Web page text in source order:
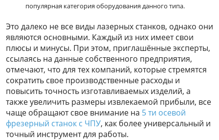
популярная категория оборудования данного типа.
Это далеко не все виды лазерных станков, однако они
являются основными. Каждый из них имеет свои
плюсы и минусы. При этом, приглашённые эксперты,
ссылаясь на данные собственного предприятия,
отмечают, что для тех компаний, которые стремятся
сократить свое производственные расходы и
повысить точность изготавливаемых изделий, а
также увеличить размеры извлекаемой прибыли, все
чаще обращают свое внимание на 5 ти осевой
фрезерный станок с ЧПУ, как более универсальный и
точный инструмент для работы.